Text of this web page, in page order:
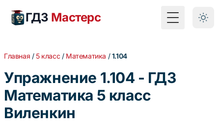
ГДЗ Мастерс Toggle Menu
Главная / 5 класс / Математика /1.104
Упражнение 1.104 - ГДЗ
Математика 5 класс
Виленкин